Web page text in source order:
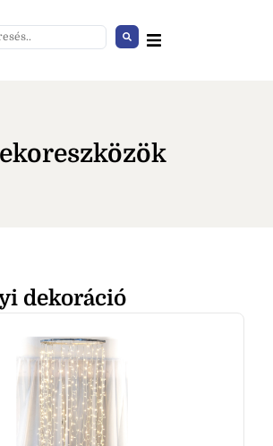
dekoráció